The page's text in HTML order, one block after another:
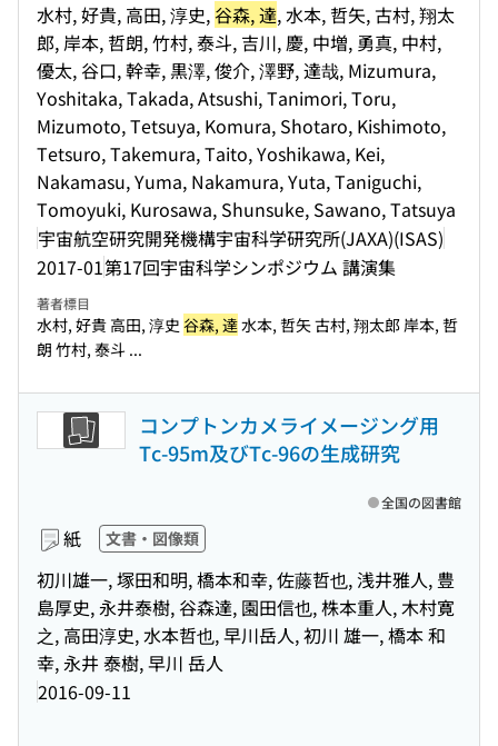
水村, 好貴, 高田, 淳史,谷森, 達, 水本, 哲矢, 古村, 翔太
郎, 岸本, 哲朗, 竹村, 泰斗, 吉川, 慶, 中増, 勇真, 中村,
優太, 谷口, 幹幸, 黒澤, 俊介, 澤野, 達哉, Mizumura,
Yoshitaka, Takada, Atsushi, Tanimori, Toru,
Mizumoto, Tetsuya, Komura, Shotaro, Kishimoto,
Tetsuro, Takemura, Taito, Yoshikawa, Kei,
Nakamasu, Yuma, Nakamura, Yuta, Taniguchi,
Tomoyuki, Kurosawa, Shunsuke, Sawano, Tatsuya
宇宙航空研究開発機構宇宙科学研究所(JAXA)(ISAS)
2017-01第17回宇宙科学シンポジウム 講演集
著者標目
水村, 好貴 高田, 淳史 谷森, 達水本, 哲矢 古村, 翔太郎 岸本, 哲
朗 竹村, 泰斗 ...
コンプトンカメライメージング用
Tc-95m及びTc-96の生成研究
紙 文書・図像類
初川雄一, 塚田和明, 橋本和幸, 佐藤哲也, 浅井雅人, 豊
島厚史, 永井泰樹, 谷森達, 園田信也, 株本重人, 木村寛
之, 高田淳史, 水本哲也, 早川岳人, 初川 雄一, 橋本 和
幸, 永井 泰樹, 早川 岳人
2016-09-11
全国の図書館